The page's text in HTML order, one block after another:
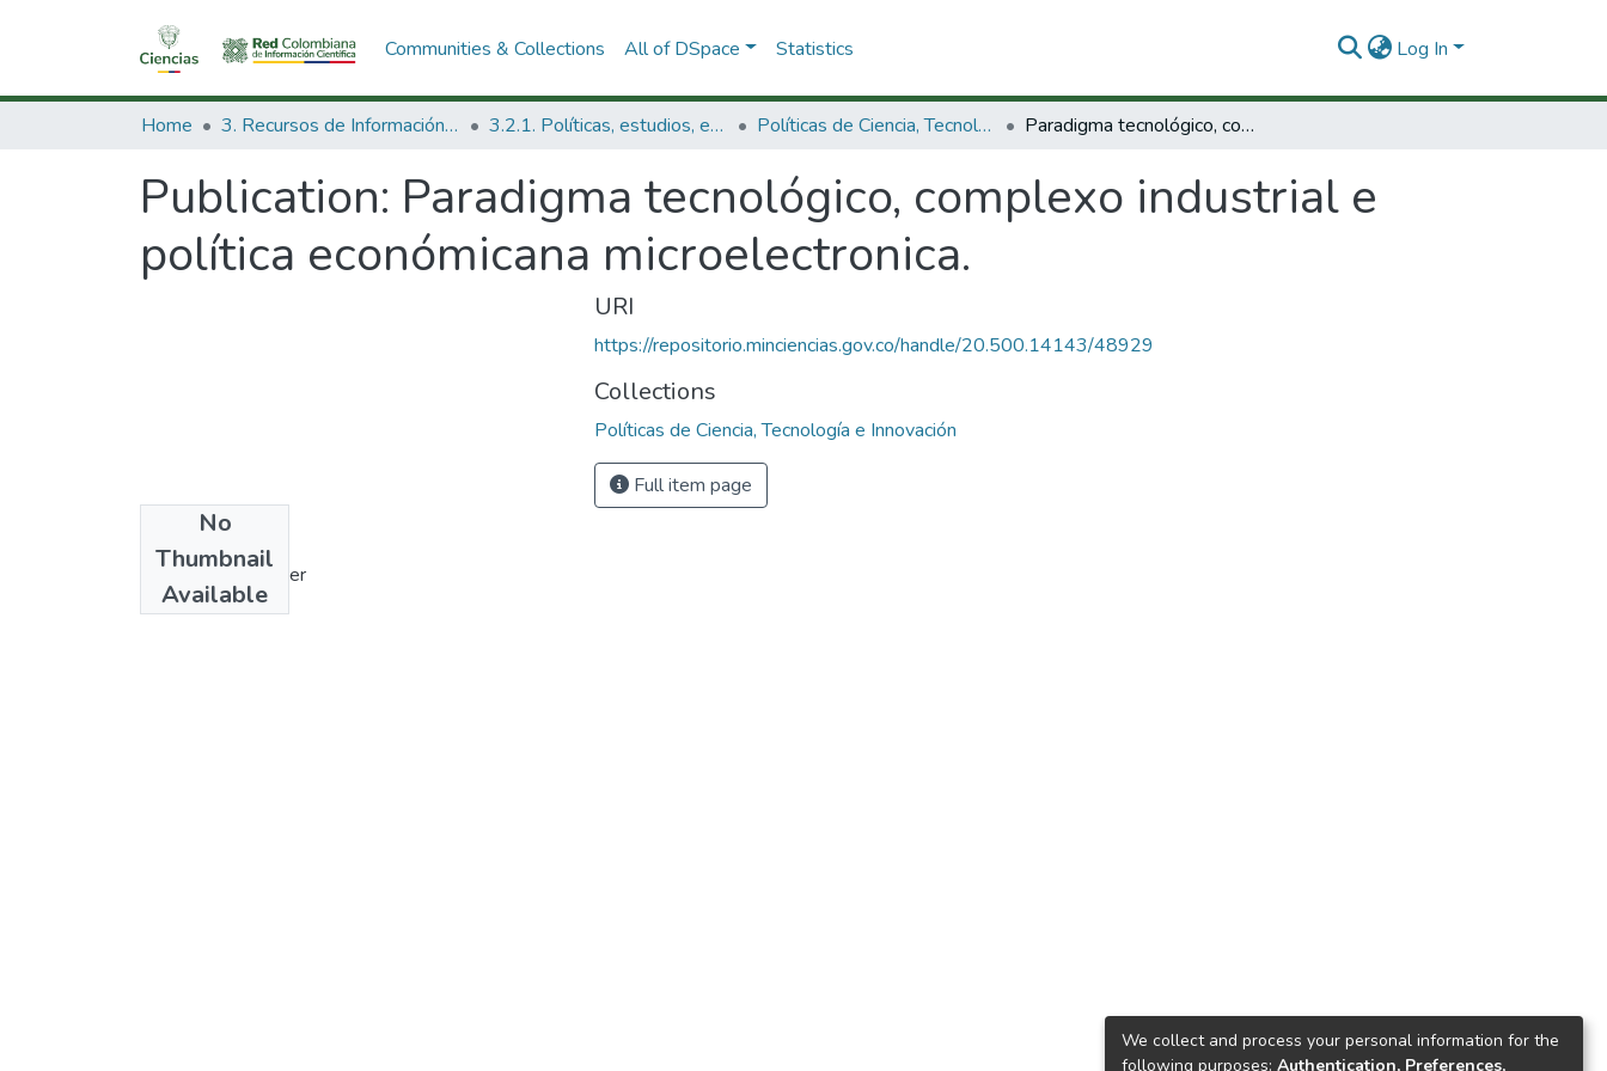
Communities & Collections All of DSpace Statistics Log In
Home 3. Recursos de Información Científica y Tecnológica 3.2.1. Políticas, estudios, evaluaciones e indicadores de CTeI Políticas de Ciencia, Tecnología e Innovación Paradigma tecnológico, complexo industrial e política económicana microelectronica.
Publication: Paradigma tecnológico, complexo industrial e
política económicana microelectronica.
No
Thumbnail
Available
Authors
Fabio Stefano Erber
URI
https://repositorio.minciencias.gov.co/handle/20.500.14143/48929
Collections
Políticas de Ciencia, Tecnología e Innovación
Full item page
We collect and process your personal information for the
following purposes: Authentication, Preferences,